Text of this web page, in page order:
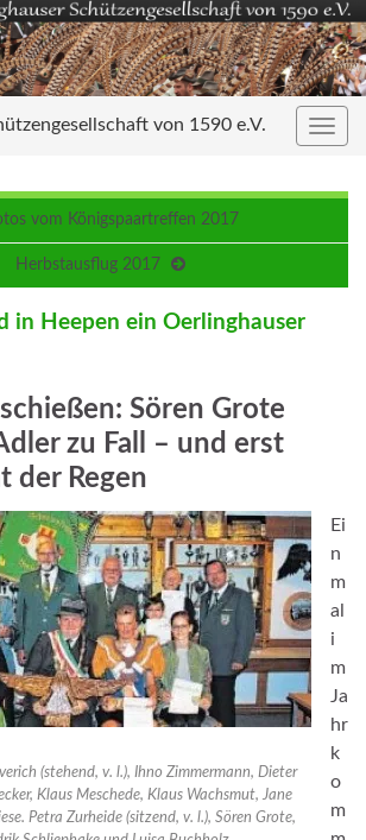
von 1590 e.V.
vom Königspaartreffen 2017
Herbstausflug 2017
in Heepen ein Oerlinghauser
Sören Grote
zu Fall – und erst
der Regen
(stehend, v. l.), Ihno Zimmermann, Dieter
Klaus Meschede, Klaus Wachsmut, Jane
Petra Zurheide (sitzend, v. l.), Sören Grote,
Ei
n
m
al
i
m
Ja
hr
k
o
m